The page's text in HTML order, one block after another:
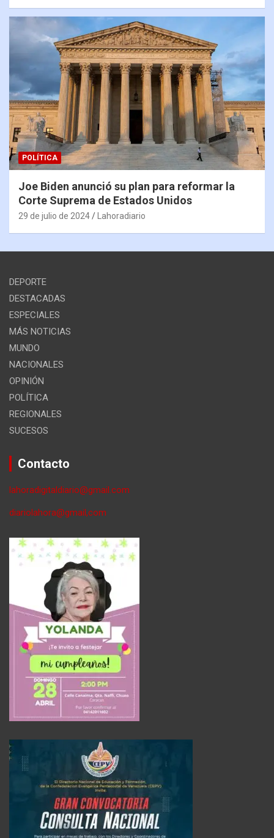
POLÍTICA
Joe Biden anunció su plan para reformar la
Corte Suprema de Estados Unidos
29 de julio de 2024 Lahoradiario
DEPORTE
DESTACADAS
ESPECIALES
MÁS NOTICIAS
MUNDO
NACIONALES
OPINIÓN
POLÍTICA
REGIONALES
SUCESOS
Contacto
lahoradigitaldiario@gmail.com
diariolahora@gmail,com